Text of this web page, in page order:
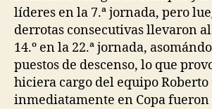
líderes en la 7.ª jornada, pero
derrotas consecutivas llevaron
14.º en la 22.ª jornada,
puestos de descenso, lo que
hiciera cargo del equipo Roberto
inmediatamente en Copa